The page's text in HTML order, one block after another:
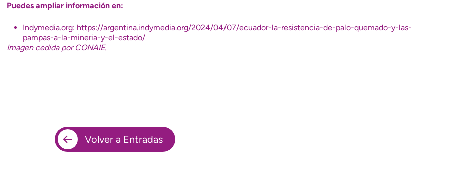
Puedes ampliar información en:
Indymedia.org: https://argentina.indymedia.org/2024/04/07/ecuador-la-resistencia-de-palo-quemado-y-las-
pampas-a-la-mineria-y-el-estado/
Imagen cedida por CONAIE.
Volver a Entradas